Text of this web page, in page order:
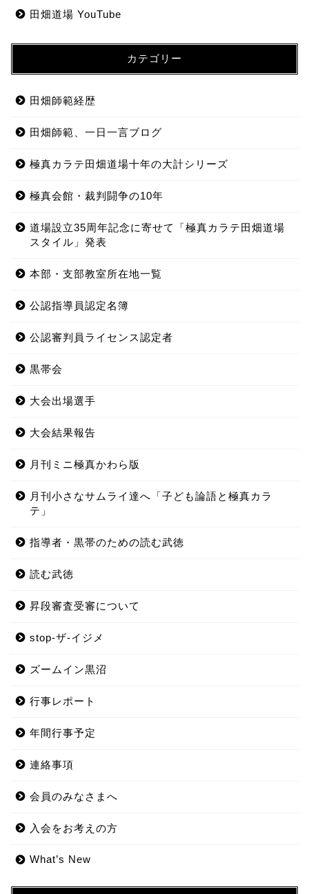
田畑道場 YouTube
カテゴリー
田畑師範経歴
田畑師範、一日一言ブログ
極真カラテ田畑道場十年の大計シリーズ
極真会館・裁判闘争の10年
道場設立35周年記念に寄せて「極真カラテ田畑道場
スタイル」発表
本部・支部教室所在地一覧
公認指導員認定名簿
公認審判員ライセンス認定者
黒帯会
大会出場選手
大会結果報告
月刊ミニ極真かわら版
月刊小さなサムライ達へ「子ども論語と極真カラ
テ」
指導者・黒帯のための読む武徳
読む武徳
昇段審査受審について
stop-ザ-イジメ
ズームイン黒沼
行事レポート
年間行事予定
連絡事項
会員のみなさまへ
入会をお考えの方
What’s New